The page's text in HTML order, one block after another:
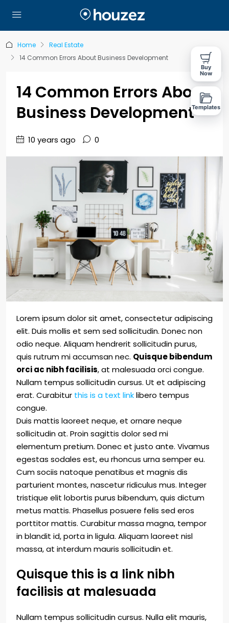
Home
Real Estate
14 Common Errors About Business Development
14 Common Errors About
Business Development
10 years ago 0
Lorem ipsum dolor sit amet, consectetur adipiscing
elit. Duis mollis et sem sed sollicitudin. Donec non
odio neque. Aliquam hendrerit sollicitudin purus,
quis rutrum mi accumsan nec. Quisque bibendum
orci ac nibh facilisis, at malesuada orci congue.
Nullam tempus sollicitudin cursus. Ut et adipiscing
erat. Curabitur this is a text linklibero tempus
congue.
Duis mattis laoreet neque, et ornare neque
sollicitudin at. Proin sagittis dolor sed mi
elementum pretium. Donec et justo ante. Vivamus
egestas sodales est, eu rhoncus urna semper eu.
Cum sociis natoque penatibus et magnis dis
parturient montes, nascetur ridiculus mus. Integer
tristique elit lobortis purus bibendum, quis dictum
metus mattis. Phasellus posuere felis sed eros
porttitor mattis. Curabitur massa magna, tempor
in blandit id, porta in ligula. Aliquam laoreet nisl
massa, at interdum mauris sollicitudin et.
Quisque this is a link nibh
facilisis at malesuada
Nullam tempus sollicitudin cursus. Nulla elit mauris,
Buy
Now
Templates